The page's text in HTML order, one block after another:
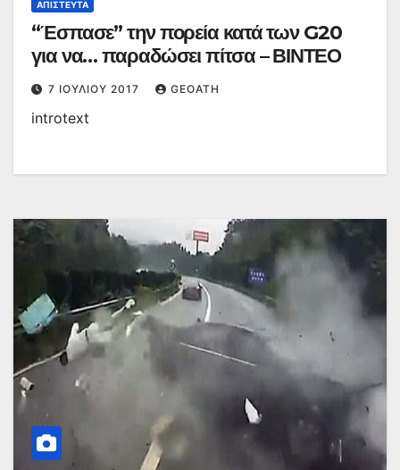
ΑΠΊΣΤΕΥΤΑ
“Έσπασε” την πορεία κατά των G20
για να… παραδώσει πίτσα – ΒΙΝΤΕΟ
7 ΙΟΥΛΊΟΥ 2017 GEOATH
introtext